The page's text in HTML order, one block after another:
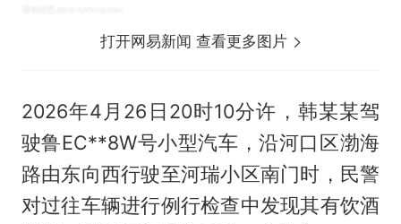
打开网易新闻 查看更多图片
2026年4月26日20时10分许，韩某某驾
驶鲁EC**8W号小型汽车，沿河口区渤海
路由东向西行驶至河瑞小区南门时，民警
对过往车辆进行例行检查中发现其有饮酒